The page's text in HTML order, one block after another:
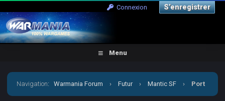
Connexion S’enregistrer
Menu
Navigation:Warmania Forum › Futur › Mantic SF › Port